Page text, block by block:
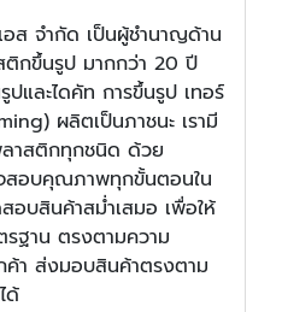
ส จำกัด เป็นผู้ชำนาญด้าน
กขึ้นรูป มากกว่า 20 ปี
และไดคัท การขึ้นรูป เทอร์
ผลิตเป็นภาชนะ เรามี
าสติกทุกชนิด ด้วย
สอบคุณภาพทุกขั้นตอนใน
อบสินค้าสม่ำเสมอ เพื่อให้
ฐาน ตรงตามความ
า ส่งมอบสินค้าตรงตาม
ด้